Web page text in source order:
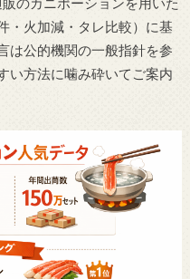
・火加減・タレ比較）に基
は公的機関の一般指針を参
い方法に噛み砕いてご案内